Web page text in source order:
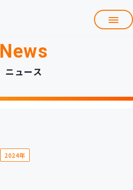
News
ニュース
2024年